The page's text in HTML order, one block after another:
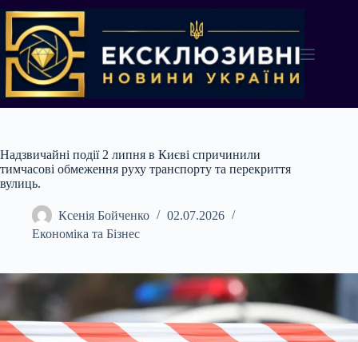
до
вмісту
Надзвичайні події 2 липня в Києві спричинили
тимчасові обмеження руху транспорту та перекриття
вулиць.
Ксенія Бойченко
02.07.2026
Економіка та Бізнес